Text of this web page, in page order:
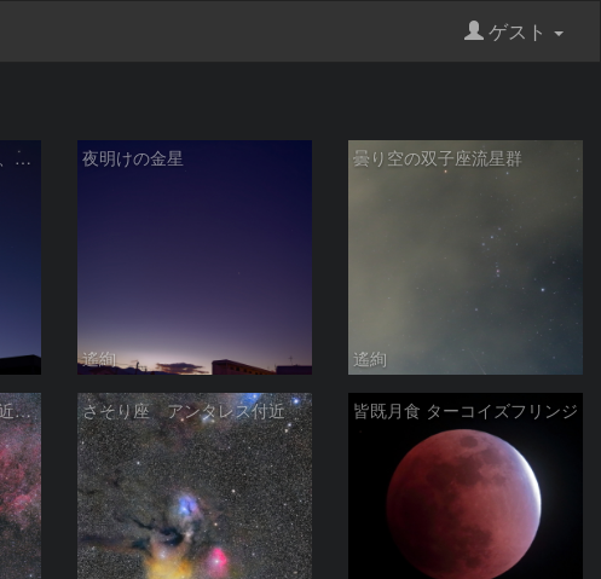
ゲスト
夜明けの月、木星、金星、さそり座アンタレス 夜明けの金星
遙絢
曇り空の双子座流星群
遙絢
はくちょう座 デネブ付近の散光星雲 さそり座 アンタレス付近 皆既月食 ターコイズフリンジ